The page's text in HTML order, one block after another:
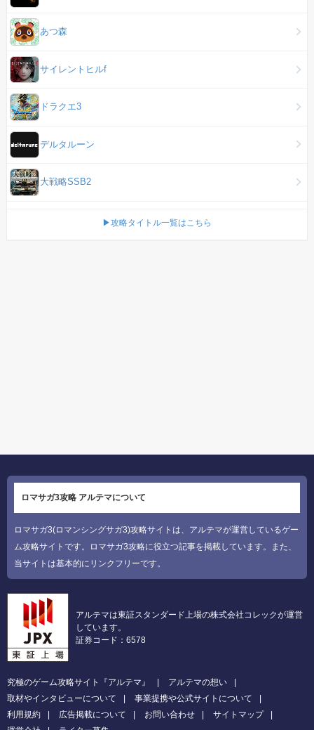
あつ森
サイレントヒルf
ドラクエ3
デルタルーン
大戦略SSB2
▶攻略タイトル一覧はこちら
ロマサガ3攻略 アルテマについて
ロマサガ3(ロマンシングサガ3)攻略サイトは、アルテマが運営しているゲー
ム攻略サイトです。ロマサガ3攻略に役立つ記事を掲載しています。また、
当サイトは基本的にリンクフリーです。
アルテマは東証スタンダード上場の株式会社コレックが運営
しています。
証券コード：6578
究極のゲーム攻略サイト『アルテマ』
アルテマの想い
取材やインタビューについて
事業提携や公式サイトについて
利用規約
広告掲載について お問い合わせ
サイトマップ